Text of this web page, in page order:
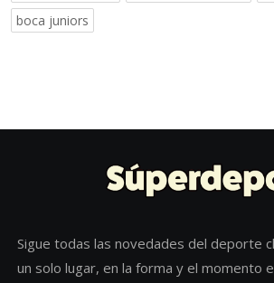
boca juniors
Sigue todas las novedades del deporte
un solo lugar, en la forma y el momento